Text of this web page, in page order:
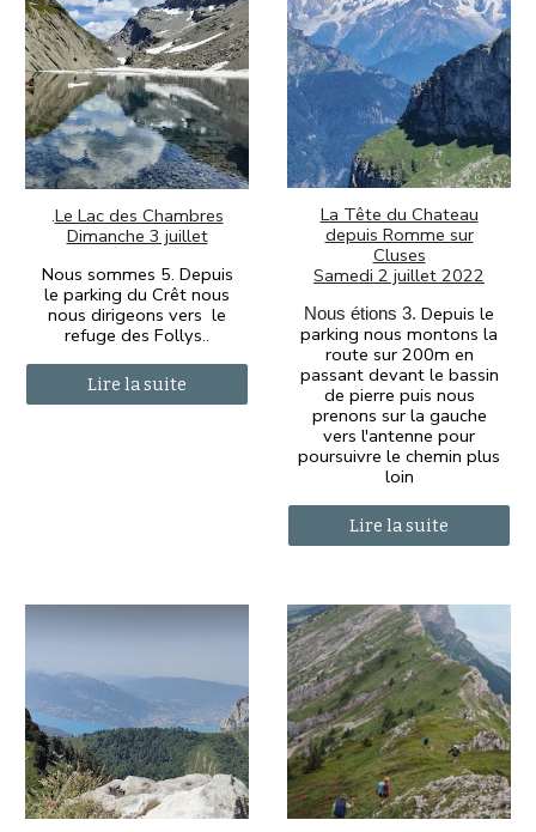
.Le Lac des Chambres
Dimanche 3 juillet
Nous sommes 5. Depuis
le parking du Crêt nous
nous dirigeons vers le
refuge des Follys..
Lire la suite
La Tête du Chateau
depuis Romme sur
Cluses
Samedi 2 juillet 2022
Nous étions 3. Depuis le
parking nous montons la
route sur 200m en
passant devant le bassin
de pierre puis nous
prenons sur la gauche
vers l'antenne pour
poursuivre le chemin plus
loin
Lire la suite